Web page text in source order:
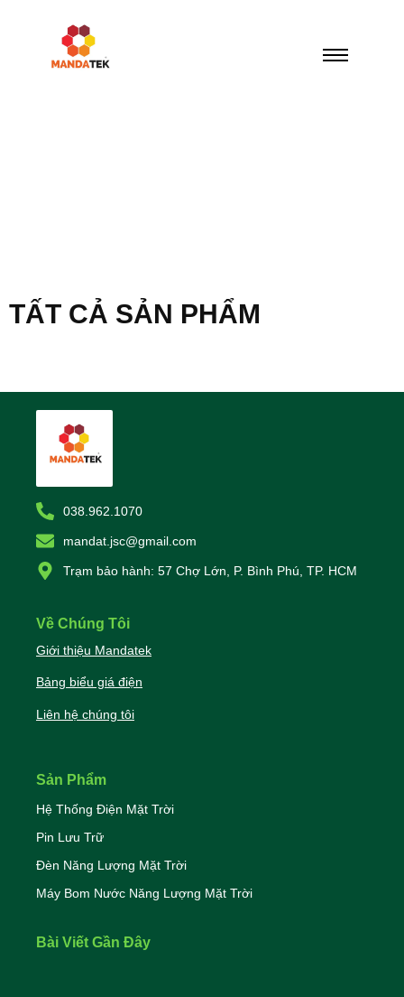
TẤT CẢ SẢN PHẨM
038.962.1070
mandat.jsc@gmail.com
Trạm bảo hành: 57 Chợ Lớn, P. Bình Phú, TP. HCM
Về Chúng Tôi
Giới thiệu Mandatek
Bảng biểu giá điện
Liên hệ chúng tôi
Sản Phẩm
Hệ Thống Điện Mặt Trời
Pin Lưu Trữ
Đèn Năng Lượng Mặt Trời
Máy Bom Nước Năng Lượng Mặt Trời
Bài Viết Gần Đây